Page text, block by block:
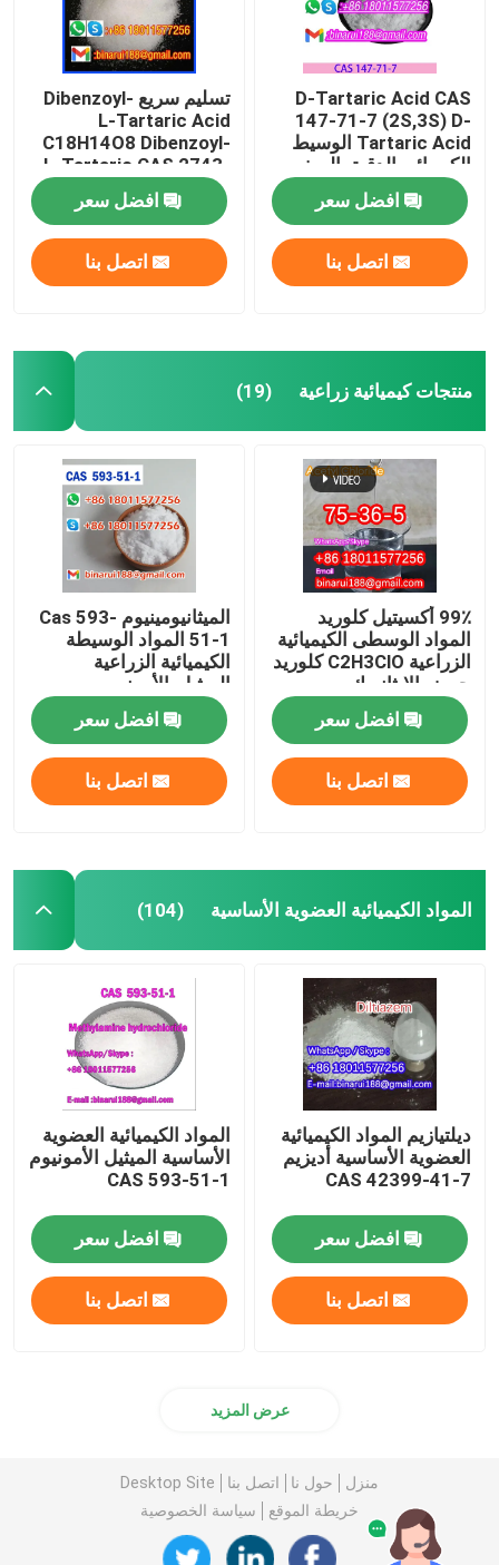
D-Tartaric Acid CAS
147-71-7 (2S,3S) D-
Tartaric Acid الوسيط
الكيميائي الدقيق الصف
الغذائي
افضل سعر
اتصل بنا
تسليم سريع Dibenzoyl-
L-Tartaric Acid
C18H14O8 Dibenzoyl-
L-Tartaric CAS 2743-
38-6
افضل سعر
اتصل بنا
منتجات كيميائية زراعية (19)
99٪ أكسيتيل كلوريد
المواد الوسطى الكيميائية
الزراعية C2H3ClO كلوريد
حمض الإيثانويك
افضل سعر
اتصل بنا
الميثانيومينيوم Cas 593-
51-1 المواد الوسيطة
الكيميائية الزراعية
الميثيل-الأمونيوم
افضل سعر
اتصل بنا
المواد الكيميائية العضوية الأساسية (104)
ديلتيازيم المواد الكيميائية
العضوية الأساسية أديزيم
CAS 42399-41-7
افضل سعر
اتصل بنا
المواد الكيميائية العضوية
الأساسية الميثيل الأمونيوم
CAS 593-51-1
افضل سعر
اتصل بنا
عرض المزيد
منزل حول نا اتصل بنا
Desktop Site
خريطة الموقع
سياسة الخصوصية